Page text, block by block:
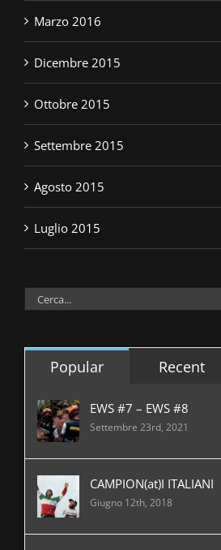
Marzo 2016
Dicembre 2015
Ottobre 2015
Settembre 2015
Agosto 2015
Luglio 2015
Cerca
Popular Recent
EWS #7 – EWS #8
Settembre 23rd, 2021
CAMPION(at)I ITALIANI
Giugno 12th, 2018